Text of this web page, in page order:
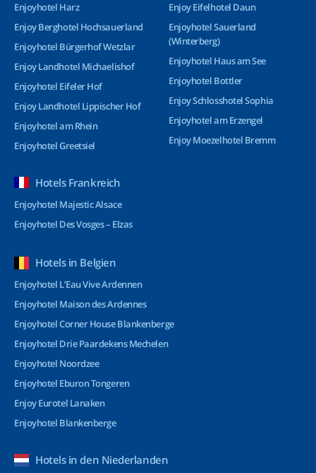
Enjoyhotel Harz
Enjoy Berghotel Hochsauerland
Enjoyhotel Bürgerhof Wetzlar
Enjoy Landhotel Michaelishof
Enjoyhotel Eifeler Hof
Enjoy Landhotel Lippischer Hof
Enjoyhotel am Rhein
Enjoyhotel Greetsiel
Enjoy Eifelhotel Daun
Enjoyhotel Sauerland
(Winterberg)
Enjoyhotel Haus am See
Enjoyhotel Bottler
Enjoy Schlosshotel Sophia
Enjoyhotel am Erzengel
Enjoy Moezelhotel Bremm
Hotels Frankreich
Enjoyhotel Majestic Alsace
Enjoyhotel Des Vosges – Elzas
Hotels in Belgien
Enjoyhotel L’Eau Vive Ardennen
Enjoyhotel Maison des Ardennes
Enjoyhotel Corner House Blankenberge
Enjoyhotel Drie Paardekens Mechelen
Enjoyhotel Noordzee
Enjoyhotel Eburon Tongeren
Enjoy Eurotel Lanaken
Enjoyhotel Blankenberge
Hotels in den Niederlanden